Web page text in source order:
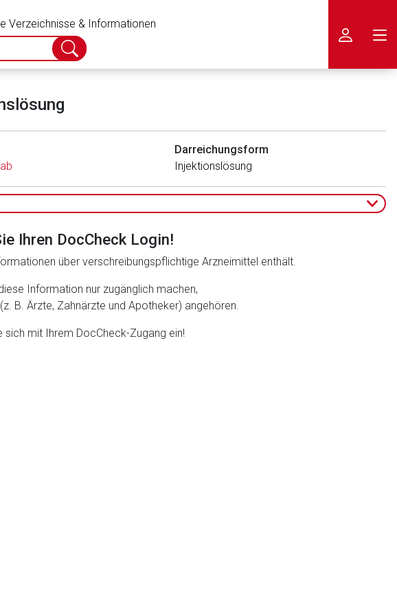
Verzeichnisse & Informationen
Suche
abschicken
Darreichungsform
Injektionslösung
Ihren DocCheck Login!
über verschreibungspflichtige Arzneimittel enthält.
Information nur zugänglich machen,
B. Ärzte, Zahnärzte und Apotheker) angehören.
sich mit Ihrem DocCheck-Zugang ein!
Inhalte der externen Web-Seite ist deren